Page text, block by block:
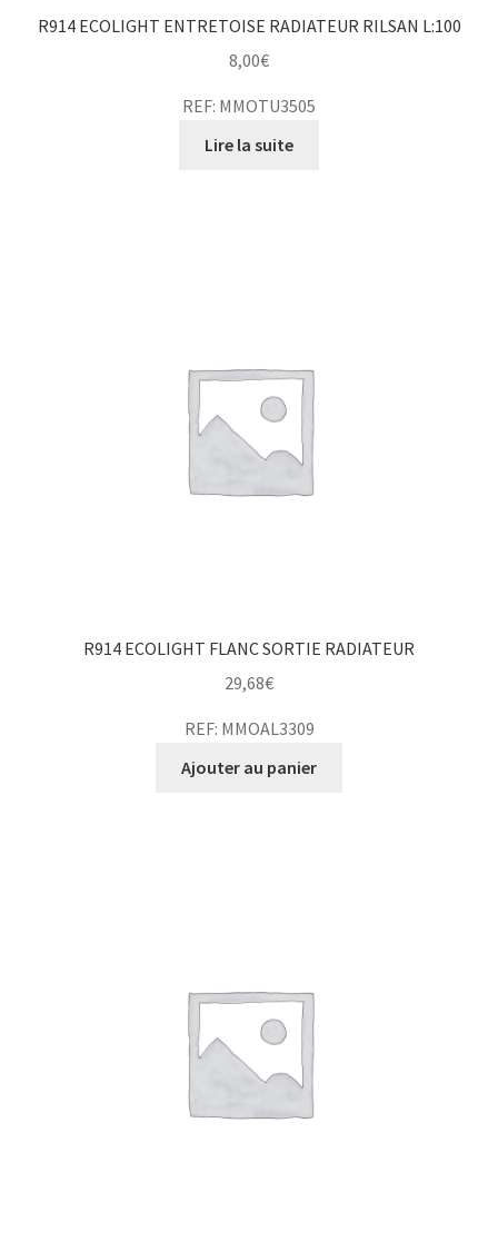
R914 ECOLIGHT ENTRETOISE RADIATEUR RILSAN L:100
8,00€
REF: MMOTU3505
Lire la suite
R914 ECOLIGHT FLANC SORTIE RADIATEUR
29,68€
REF: MMOAL3309
Ajouter au panier